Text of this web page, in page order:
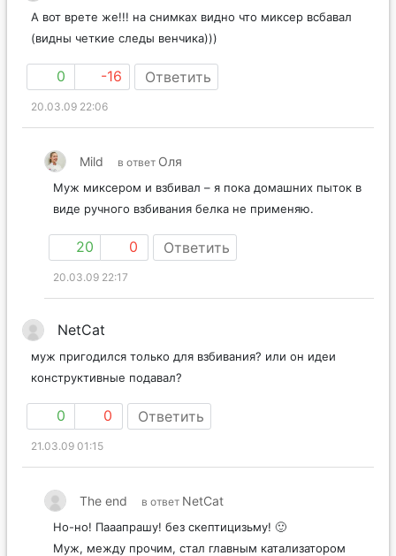
А вот врете же!!! на снимках видно что миксер всбавал
(видны четкие следы венчика)))
0 -16 Ответить
20.03.09 22:06
Mild в ответ Оля
Муж миксером и взбивал – я пока домашних пыток в
виде ручного взбивания белка не применяю.
20 0 Ответить
20.03.09 22:17
NetCat
муж пригодился только для взбивания? или он идеи
конструктивные подавал?
0 0 Ответить
21.03.09 01:15
The end в ответ NetCat
Но-но! Пааапрашу! без скептицизьму! 🙂
Муж, между прочим, стал главным катализатором